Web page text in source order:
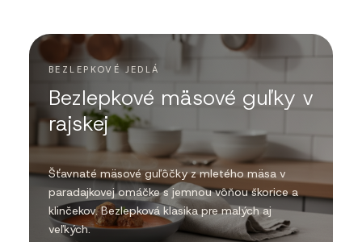
BEZLEPKOVÉ JEDLÁ
Bezlepkové mäsové guľky v
rajskej
Šťavnaté mäsové guľôčky z mletého mäsa v
paradajkovej omáčke s jemnou vôňou škorice a
klinčekov. Bezlepková klasika pre malých aj
veľkých.